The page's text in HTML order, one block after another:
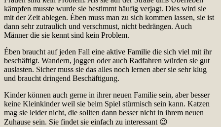
kämpfen musste wurde sie bestimmt häufig verjagt. Dies wird sie
mit der Zeit ablegen. Ében muss man zu sich kommen lassen, sie ist
dann sehr zutraulich und verschmust, nicht bedrängen. Auch
Männer die sie kennt sind kein Problem.
Ében braucht auf jeden Fall eine aktive Familie die sich viel mit ihr
beschäftigt. Wandern, joggen oder auch Radfahren würden sie gut
auslasten. Sicher muss sie das alles noch lernen aber sie sehr klug
und braucht dringend Beschäftigung.
Kinder können auch gerne in ihrer neuen Familie sein, aber besser
keine Kleinkinder weil sie beim Spiel stürmisch sein kann. Katzen
mag sie leider nicht, die sollten dann besser nicht in ihrem neuen
Zuhause sein. Sie findet sie einfach zu interessant 😉